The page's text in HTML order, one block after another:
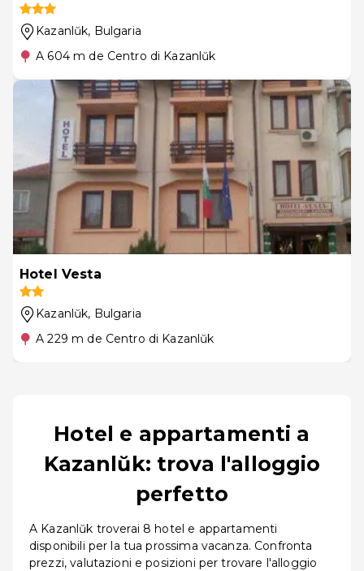
Kazanlŭk, Bulgaria
A 604 m de Centro di Kazanlŭk
Hotel Vesta
Kazanlŭk, Bulgaria
A 229 m de Centro di Kazanlŭk
Hotel e appartamenti a
Kazanlŭk: trova l'alloggio
perfetto
A Kazanlŭk troverai 8 hotel e appartamenti
disponibili per la tua prossima vacanza. Confronta
prezzi, valutazioni e posizioni per trovare l'alloggio